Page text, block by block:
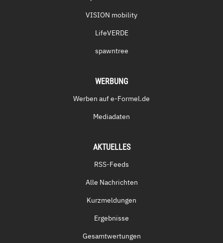
VISION mobility
LifeVERDE
spawntree
WERBUNG
Werben auf e-Formel.de
Mediadaten
AKTUELLES
RSS-Feeds
Alle Nachrichten
Kurzmeldungen
Ergebnisse
Gesamtwertungen